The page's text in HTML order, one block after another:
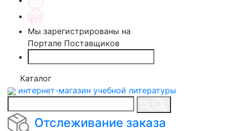
Мы зарегистрированы на
Портале Поставщиков
Каталог
интернет-магазин учебной литературы
Отслеживание заказа